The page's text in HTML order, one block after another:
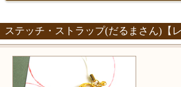
ステッチ・ストラップ(だるまさん)【